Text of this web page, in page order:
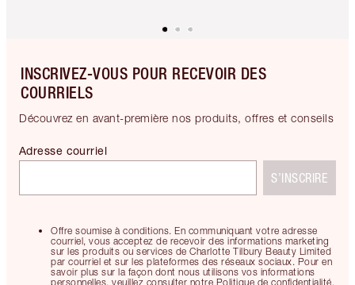
INSCRIVEZ-VOUS POUR RECEVOIR DES
COURRIELS
Découvrez en avant-première nos produits, offres et conseils
Offre soumise à conditions. En communiquant votre adresse
courriel, vous acceptez de recevoir des informations marketing
sur les produits ou services de Charlotte Tilbury Beauty Limited
par courriel et sur les plateformes des réseaux sociaux. Pour en
savoir plus sur la façon dont nous utilisons vos informations
personnelles, veuillez consulter notre Politique de confidentialité.
Adresse courriel
S’INSCRIRE